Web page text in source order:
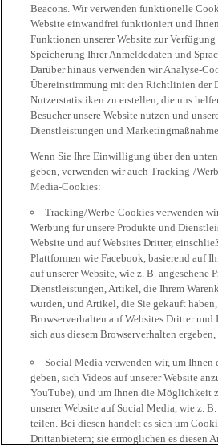
Beacons. Wir verwenden funktionelle
Website einwandfrei funktioniert und
Funktionen unserer Website zur
Speicherung Ihrer Anmeldedaten und
Darüber hinaus verwenden wir Analyse-
Übereinstimmung mit den Richtlinien der
Nutzerstatistiken zu erstellen, die uns
Besucher unsere Website nutzen und
Dienstleistungen und
Wenn Sie Ihre Einwilligung über den
geben, verwenden wir auch Tracking-/
Media-Cookies:
Tracking/Werbe-Cookies verwenden
Werbung für unsere Produkte und
Website und auf Websites Dritter,
Plattformen wie Facebook, basierend auf
auf unserer Website, wie z. B. angesehene
Dienstleistungen, Artikel, die Ihrem
wurden, und Artikel, die Sie gekauft
Browserverhalten auf Websites Dritter und
sich aus diesem Browserverhalten ergeben,
Social Media verwenden wir, um
geben, sich Videos auf unserer Website
YouTube), und um Ihnen die Möglichkeit
unserer Website auf Social Media, wie z.
teilen. Bei diesen handelt es sich um
Drittanbietern; sie ermöglichen es diesen